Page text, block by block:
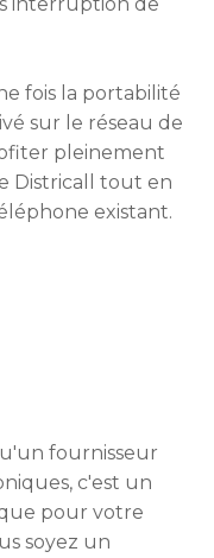
fois la portabilité
sur le réseau de
pleinement
Districall tout en
existant.
fournisseur
c'est un
pour votre
soyez un